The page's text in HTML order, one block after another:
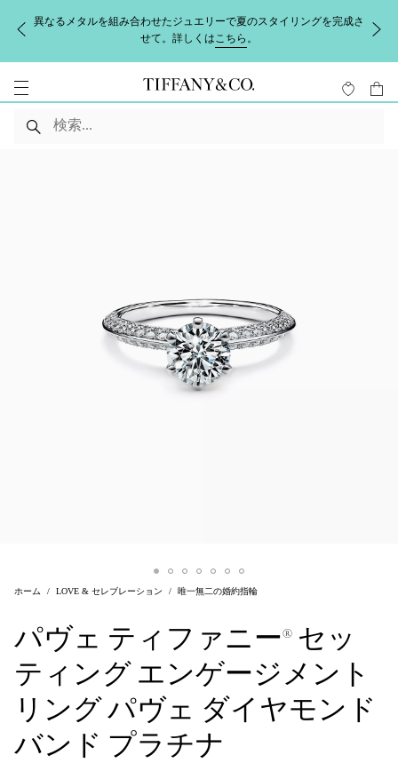
異なるメタルを組み合わせたジュエリーで夏のスタイリングを完成さ
せて。詳しくはこちら 。
ホーム LOVE & セレブレーション 唯一無二の婚約指輪
パヴェ ティファニー® セッ
ティング エンゲージメント
リング パヴェ ダイヤモンド
バンド プラチナ